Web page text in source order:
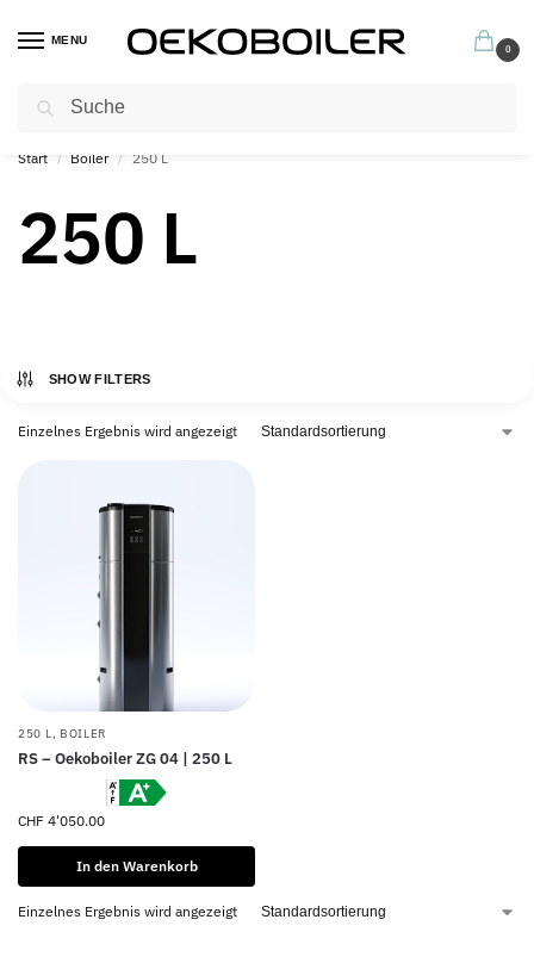
MENU
0
Profitieren Sie jetzt von unseren hervorragenden Garantiebedingungen
Start / Boiler / 250 L
250 L
SHOW FILTERS
Einzelnes Ergebnis wird angezeigt
250 L , BOILER
RS – Oekoboiler ZG 04 | 250 L
CHF 4'050.00
In den Warenkorb
Einzelnes Ergebnis wird angezeigt